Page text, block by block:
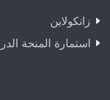
زانکولاین
استمارة المنحة